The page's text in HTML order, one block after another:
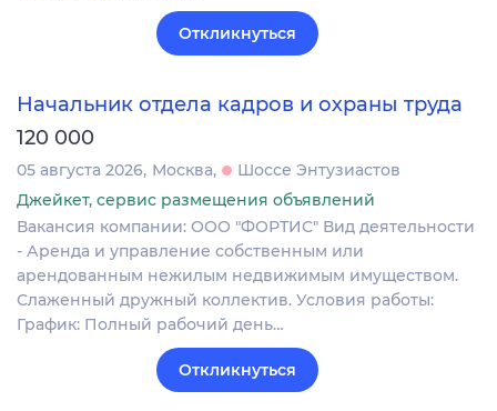
Откликнуться
Начальник отдела кадров и охраны труда
120 000
05 августа 2026 Москва
Шоссе Энтузиастов
Джейкет, сервис размещения объявлений
Вакансия компании: ООО "ФОРТИС" Вид деятельности
- Аренда и управление собственным или
арендованным нежилым недвижимым имуществом.
Слаженный дружный коллектив. Условия работы:
График: Полный рабочий день…
Откликнуться